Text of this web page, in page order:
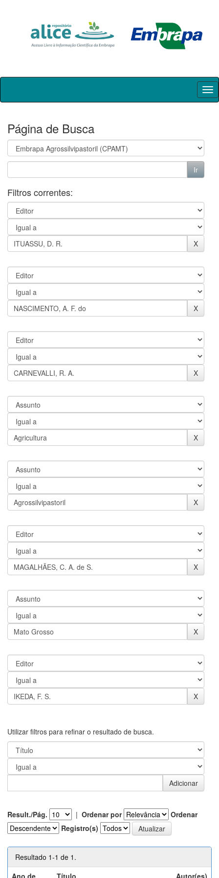
Skip
Página de Busca
Filtros correntes:
Utilizar filtros para refinar o resultado de busca.
Result./Pág. | Ordenar por
Ordenar
Registro(s)
Resultado 1-1 de 1.
Ano de
Título Autor(es)